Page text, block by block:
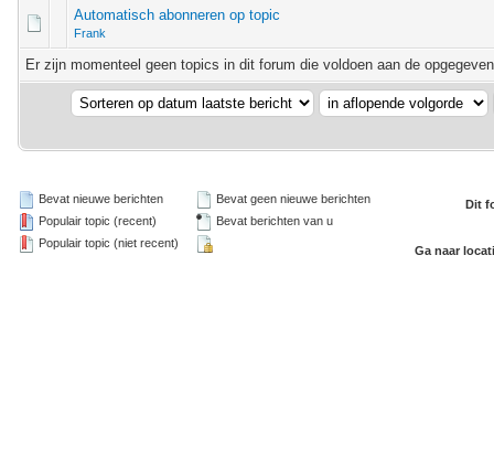
Automatisch abonneren op topic
Frank
Er zijn momenteel geen topics in dit forum die voldoen aan de
Bevat nieuwe berichten
Populair topic (recent)
Populair topic (niet recent)
Bevat geen nieuwe berichten
Bevat berichten van u
Dit
Ga naar